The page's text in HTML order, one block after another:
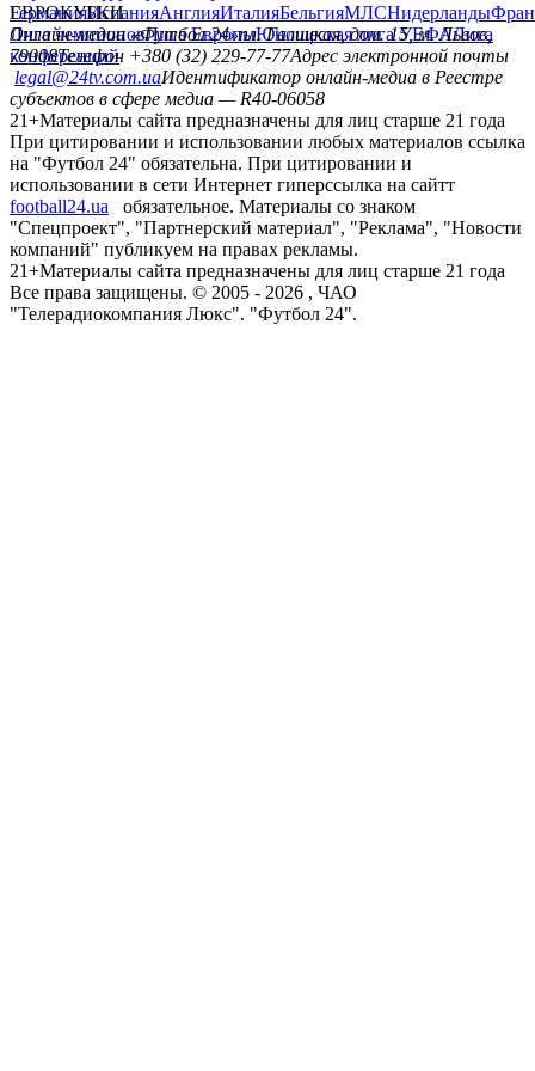
ГерманияИспанияАнглияИталияБельгияМЛСНидерланды
ЕВРОКУБКИ
Лига чемпионовЛига ЕвропыЮношеская лига УЕФАЛига
конференций
Онлайн-медиа «Футбол 24»пл. Галицкая, дом. 15, м. Львов,
79008Телефон +380 (32) 229-77-77Адрес электронной почты
legal@24tv.com.uaИдентификатор онлайн-медиа в Реестре
субъектов в сфере медиа — R40-06058
21+Материалы сайта предназначены для лиц старше 21 года
При цитировании и использовании любых материалов ссылка
на "Футбол 24" обязательна. При цитировании и
использовании в сети Интернет гиперссылка на сайтт
football24.ua
обязательное. Материалы со знаком
"Спецпроект", "Партнерский материал", "Реклама", "Новости
компаний" публикуем на правах рекламы.
21+Материалы сайта предназначены для лиц старше 21 года
Все права защищены. © 2005 - 2026 , ЧАО
"Телерадиокомпания Люкс". "Футбол 24".